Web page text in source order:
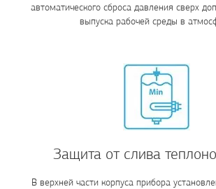
автоматического сброса давления сверх
выпуска рабочей среды в
Защита от слива
В верхней части корпуса прибора